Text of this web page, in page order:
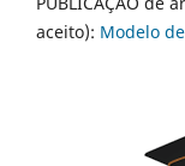
aceito): Modelo